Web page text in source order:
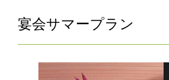
宴会サマープラン